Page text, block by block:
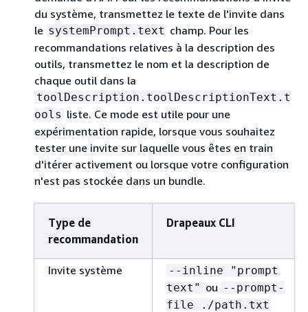
du système, transmettez le texte de l'invite dans
le systemPrompt.text champ. Pour les
recommandations relatives à la description des
outils, transmettez le nom et la description de
chaque outil dans la
toolDescription.toolDescriptionText.t
ools liste. Ce mode est utile pour une
expérimentation rapide, lorsque vous souhaitez
tester une invite sur laquelle vous êtes en train
d'itérer activement ou lorsque votre configuration
n'est pas stockée dans un bundle.
Type de
recommandation
Drapeaux CLI
Invite système
--inline "prompt
text" ou --prompt-
file ./path.txt